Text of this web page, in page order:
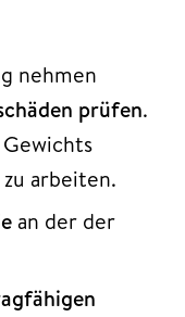
nehmen
prüfen.
arbeiten.
an der der